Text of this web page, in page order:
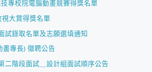
技專校院電腦動畫競賽得獎名單
視大賞得獎名單
試錄取名單及志願選填通知
畫專長) 徵聘公告
二階段面試＿設計組面試順序公告